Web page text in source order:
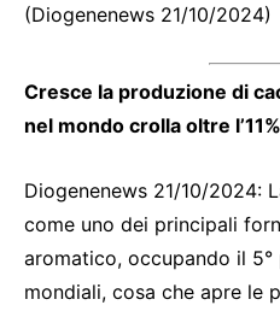
(Diogenenews 21/10/2024)
Cresce la produzione di
nel mondo crolla oltre l’11%
Diogenenews 21/10/2024:
come uno dei principali
aromatico, occupando il
mondiali, cosa che apre le